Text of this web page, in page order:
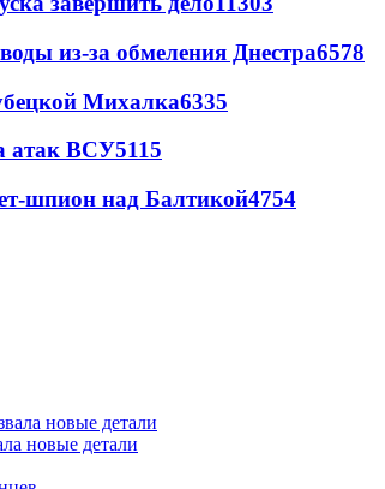
из-за обмеления Днестра6578
Михалка6335
атак ВСУ5115
шпион над Балтикой4754
новые детали